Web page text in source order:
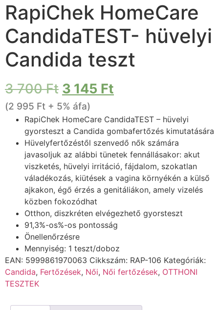
RapiChek HomeCare
CandidaTEST- hüvelyi
Candida teszt
3 700Ft 3 145 Ft
(2 995 Ft + 5% áfa)
RapiChek HomeCare CandidaTEST – hüvelyi
gyorsteszt a Candida gombafertőzés kimutatására
Hüvelyfertőzéstől szenvedő nők számára
javasoljuk az alábbi tünetek fennállásakor: akut
viszketés, hüvelyi irritáció, fájdalom, szokatlan
váladékozás, kiütések a vagina környékén a külső
ajkakon, égő érzés a genitáliákon, amely vizelés
közben fokozódhat
Otthon, diszkréten elvégezhető gyorsteszt
91,3%-os%-os pontosság
Önellenőrzésre
Mennyiség: 1 teszt/doboz
EAN: 5999861970063 Cikkszám: RAP-106 Kategóriák:
Candida, Fertőzések, Női, Női fertőzések, OTTHONI
TESZTEK